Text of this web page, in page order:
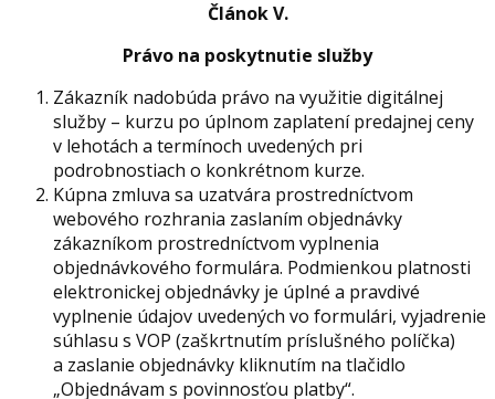
Článok V.
Právo na poskytnutie služby
Zákazník nadobúda právo na využitie digitálnej
služby – kurzu po úplnom zaplatení predajnej ceny
v lehotách a termínoch uvedených pri
podrobnostiach o konkrétnom kurze.
Kúpna zmluva sa uzatvára prostredníctvom
webového rozhrania zaslaním objednávky
zákazníkom prostredníctvom vyplnenia
objednávkového formulára. Podmienkou platnosti
elektronickej objednávky je úplné a pravdivé
vyplnenie údajov uvedených vo formulári, vyjadrenie
súhlasu s VOP (zaškrtnutím príslušného políčka)
a zaslanie objednávky kliknutím na tlačidlo
„Objednávam s povinnosťou platby“.